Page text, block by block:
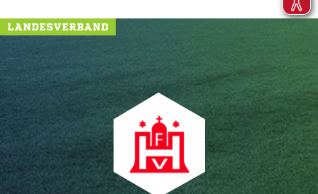
LANDESVERBAND